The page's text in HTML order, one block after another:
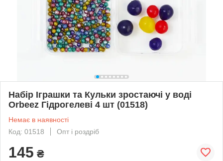
Набір Іграшки та Кульки зростаючі у воді
Orbeez Гідрогелеві 4 шт (01518)
Немає в наявності
Код: 01518
Опт і роздріб
145 ₴